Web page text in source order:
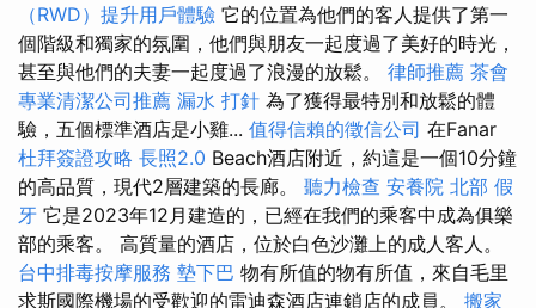
（RWD）提升用戶體驗 它的位置為他們的客人提供了第一
個階級和獨家的氛圍，他們與朋友一起度過了美好的時光，
甚至與他們的夫妻一起度過了浪漫的放鬆。 律師推薦 茶會
專業清潔公司推薦 漏水 打針 為了獲得最特別和放鬆的體
驗，五個標準酒店是小雞... 值得信賴的徵信公司 在Fanar
杜拜簽證攻略 長照2.0 Beach酒店附近，約這是一個10分鐘
的高品質，現代2層建築的長廊。 聽力檢查 安養院 北部 假
牙 它是2023年12月建造的，已經在我們的乘客中成為俱樂
部的乘客。 高質量的酒店，位於白色沙灘上的成人客人。
台中排毒按摩服務 墊下巴 物有所值的物有所值，來自毛里
求斯國際機場的受歡迎的雷迪森酒店連鎖店的成員。 搬家